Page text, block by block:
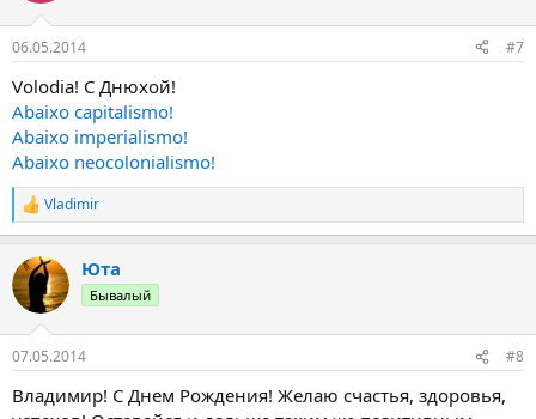
06.05.2014 #7
Volodia! С Днюхой!
Abaixo capitalismo!
Abaixo imperialismo!
Abaixo neocolonialismo!
Р
е
к
ц
и
Vladimir
Юта
Бывалый
07.05.2014 #8
Владимир! С Днем Рождения! Желаю счастья, здоровья,